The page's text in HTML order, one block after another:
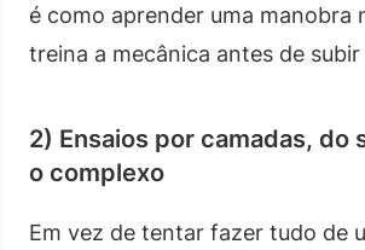
é como aprender uma manobra
treina a mecânica antes de subir
2) Ensaios por camadas, do
o complexo
Em vez de tentar fazer tudo de